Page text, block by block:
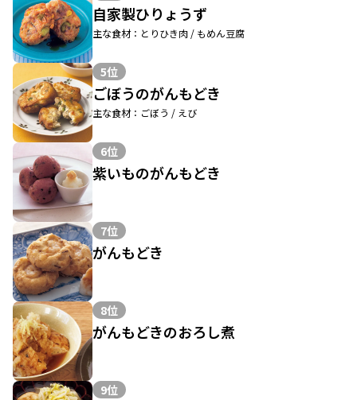
自家製ひりょうず
主な食材：とりひき肉 / もめん豆腐
5位
ごぼうのがんもどき
主な食材：ごぼう / えび
6位
紫いものがんもどき
7位
がんもどき
8位
がんもどきのおろし煮
9位